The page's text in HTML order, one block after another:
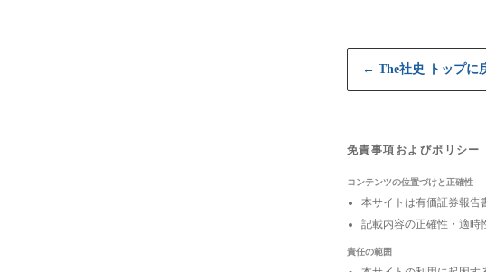
← The社史 トップに
免責事項およびポリシー
コンテンツの位置づけと正確性
本サイトは有価証券報告
記載内容の正確性・適時
責任の範囲